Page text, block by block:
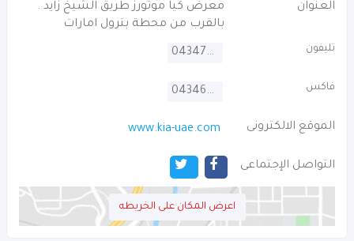
العنوان
معرض كيا موتورز طريق الشيخ زايد .
بالقرب من محطة بترول امارات
تليفون 043477999
فاكس 043468879
الموقع الالكترونى www.kia-uae.com
التواصل الإجتماعى
اعرض المكان على الخريطه